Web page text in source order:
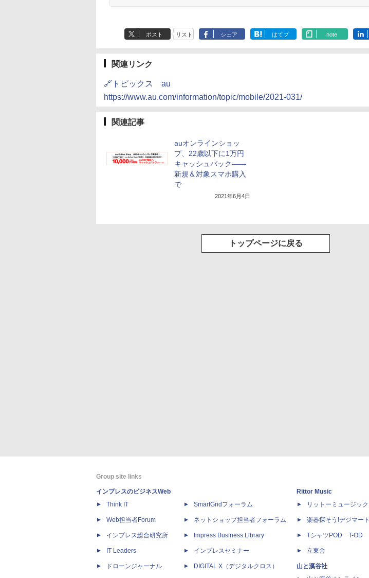
ポスト リスト シェア はてブ note
関連リンク
🔗トピックス au
https://www.au.com/information/topic/mobile/2021-031/
関連記事
auオンラインショッ
プ、22歳以下に1万円
キャッシュバック――
新規＆対象スマホ購入
で
2021年6月4日
トップページに戻る
Group site links
インプレスのビジネスWeb
Think IT
Web担当者Forum
インプレス総合研究所
IT Leaders
ドローンジャーナル
SmartGridフォーラム
ネットショップ担当者フォーラム
Impress Business Library
インプレスセミナー
DIGITAL X（デジタルクロス）
Rittor Music
リットーミュージック
楽器探そう!デジマート
TシャツPOD T-OD
立東舎
山と溪谷社